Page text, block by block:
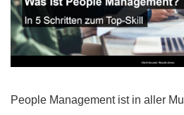
Fehlzeiten Management
HR Analytics
HR Transformation
Recruiting Strategie
People Management ist in aller